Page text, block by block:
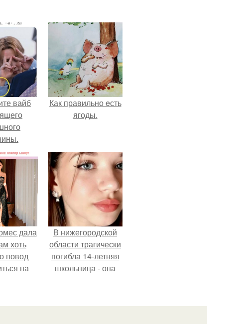
вайб
Как правильно eсть
ягоды.
дала
хоть
повод
на
Тейлор
В нижегородской
области трагически
погибла 14-летняя
школьница - она
к контрольной по